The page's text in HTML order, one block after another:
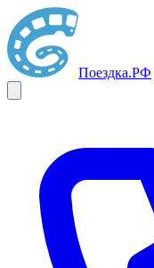
Поездка.РФ